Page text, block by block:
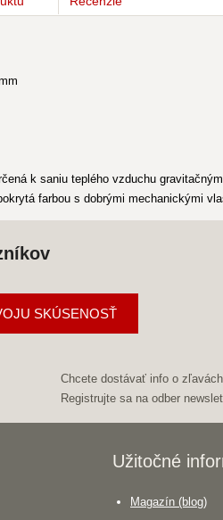
k saniu teplého vzduchu
farbou s dobrými mechanickými
SKÚSENOSŤ
Chcete dostávať info o
Registrujte sa na odber
Užitočné
Magazín (blog)